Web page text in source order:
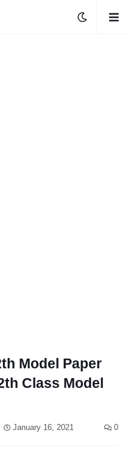
Model Paper
Class Model
January 16, 2021 0